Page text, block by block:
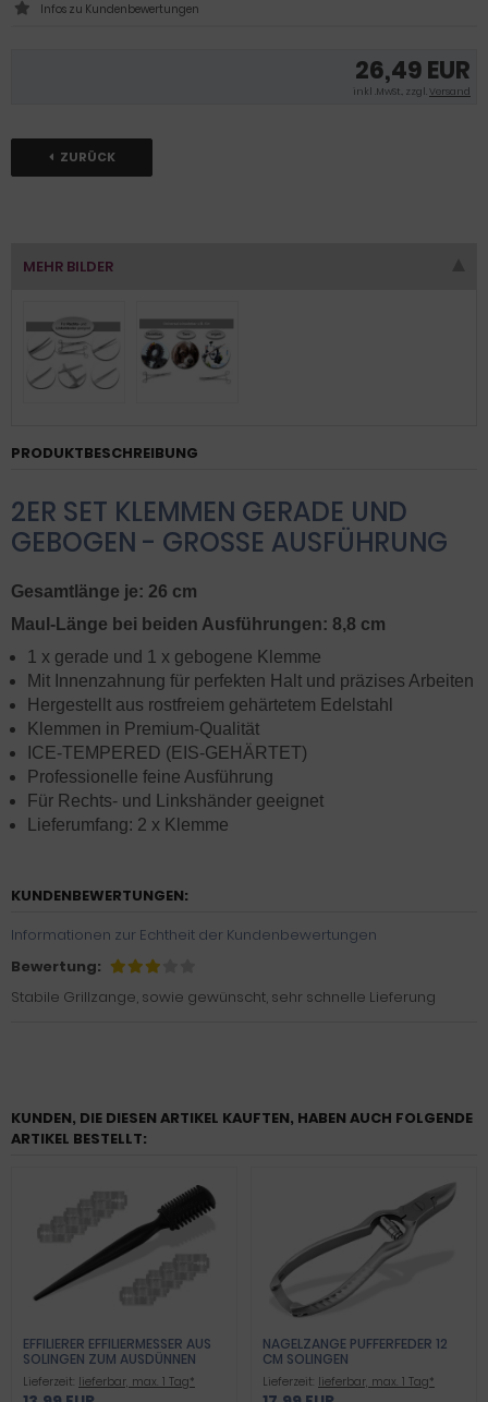
26,49 EUR
inkl .MwSt., zzgl.Versand
ZURÜCK
Infos zu Kundenbewertungen
MEHR BILDER
PRODUKTBESCHREIBUNG
2ER SET KLEMMEN GERADE UND
GEBOGEN - GROSSE AUSFÜHRUNG
Gesamtlänge je: 26 cm
Maul-Länge bei beiden Ausführungen: 8,8 cm
1 x gerade und 1 x gebogene Klemme
Mit Innenzahnung für perfekten Halt und präzises Arbeiten
Hergestellt aus rostfreiem gehärtetem Edelstahl
Klemmen in Premium-Qualität
ICE-TEMPERED (EIS-GEHÄRTET)
Professionelle feine Ausführung
Für Rechts- und Linkshänder geeignet
Lieferumfang: 2 x Klemme
KUNDENBEWERTUNGEN:
Informationen zur Echtheit der Kundenbewertungen
Bewertung:
Stabile Grillzange, sowie gewünscht, sehr schnelle Lieferung
KUNDEN, DIE DIESEN ARTIKEL KAUFTEN, HABEN AUCH FOLGENDE
ARTIKEL BESTELLT:
EFFILIERER EFFILIERMESSER AUS
SOLINGEN ZUM AUSDÜNNEN
UND SCHNEIDEN VON HAAREN
MIT 10 ERSATZKLINGEN
Lieferzeit: lieferbar, max. 1 Tag*
NAGELZANGE PUFFERFEDER 12
CM SOLINGEN
Lieferzeit: lieferbar, max. 1 Tag*